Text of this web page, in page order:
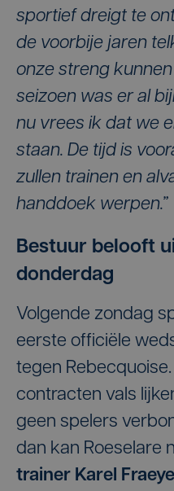
sportief dreigt te
de voorbije jaren
onze streng
seizoen was er al
nu vrees ik dat we
staan. De tijd is
zullen trainen en
handdoek werpen.”
Bestuur belooft
donderdag
Volgende zondag
eerste officiële
tegen
contracten vals
geen spelers
dan kan Roeselare
trainer Karel Fraeye